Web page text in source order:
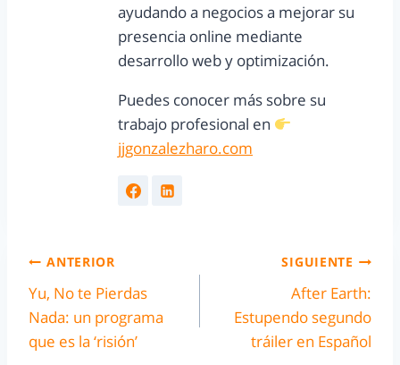
ayudando a negocios a mejorar su
presencia online mediante
desarrollo web y optimización.
Puedes conocer más sobre su
trabajo profesional en
jjgonzalezharo.com
ANTERIOR
Yu, No te Pierdas
Nada: un programa
que es la ‘risión’
SIGUIENTE
After Earth:
Estupendo segundo
tráiler en Español